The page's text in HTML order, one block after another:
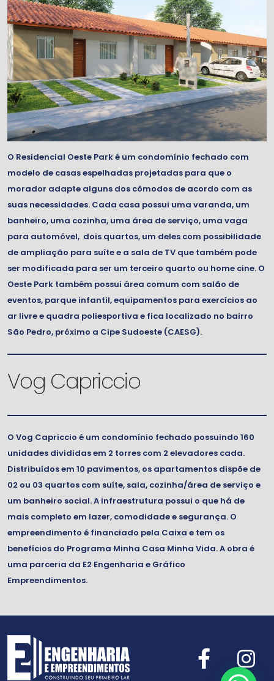
O Residencial Oeste Park é um condomínio fechado com
modelo de casas espelhadas projetadas para que o
morador adapte alguns dos cômodos de acordo com as
suas necessidades. Cada casa possui uma varanda, um
banheiro, uma cozinha, uma área de serviço, uma vaga
para automóvel, dois quartos, um deles com possibilidade
de ampliação para suíte e a sala de TV que também pode
ser modificada para ser um terceiro quarto ou home cine. O
Oeste Park também possui área comum com salão de
eventos, parque infantil, equipamentos para exercícios ao
ar livre e quadra poliesportiva e fica localizado no bairro
São Pedro, próximo a Cipe Sudoeste (CAESG).
Vog Capriccio
O Vog Capriccio é um condomínio fechado possuindo 160
unidades divididas em 2 torres com 2 elevadores cada.
Distribuídos em 10 pavimentos, os apartamentos dispõe de
02 ou 03 quartos com suíte, sala, cozinha/área de serviço e
um banheiro social. A infraestrutura possui o que há de
mais completo em lazer, comodidade e segurança. O
empreendimento é financiado pela Caixa e tem os
benefícios do Programa Minha Casa Minha Vida. A obra é
uma parceria da E2 Engenharia e Gráfico
Empreendimentos.